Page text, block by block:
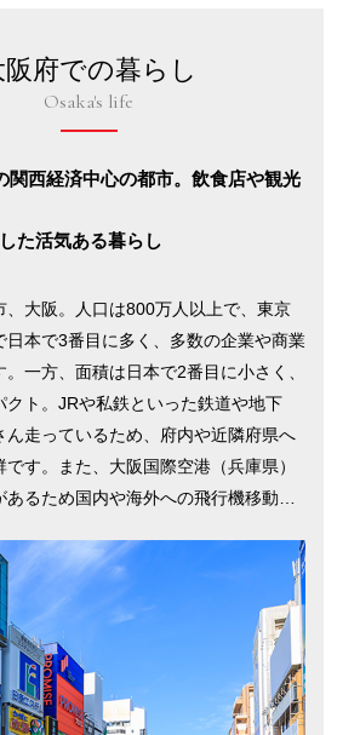
阪府での暮らし
Osaka's life
関西経済中心の都市。飲食店や観光
た活気ある暮らし
、大阪。人口は800万人以上で、東京
日本で3番目に多く、多数の企業や商業
一方、面積は日本で2番目に小さく、
クト。JRや私鉄といった鉄道や地下
ん走っているため、府内や近隣府県へ
す。また、大阪国際空港（兵庫県）
るため国内や海外への飛行機移動も
温は年間を通じて暖かく、雪もあまり
の台所」「くいだおれの街」と呼ば
ィー豊かな飲食店が多いのも特長で
く、スーパーやドラッグストアが充
物に困ることは、まずありません。活
での暮らしに役立つ情報を、大阪市を